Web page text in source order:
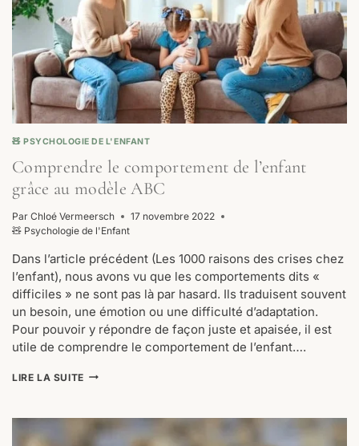
POUR
MIEUX
ANTICIPER
🧸 PSYCHOLOGIE DE L'ENFANT
Comprendre le comportement de l’enfant
grâce au modèle ABC
Par Chloé Vermeersch
17 novembre 2022
🧸 Psychologie de l'Enfant
Dans l’article précédent (Les 1000 raisons des crises chez
l’enfant), nous avons vu que les comportements dits «
difficiles » ne sont pas là par hasard. Ils traduisent souvent
un besoin, une émotion ou une difficulté d’adaptation.
Pour pouvoir y répondre de façon juste et apaisée, il est
utile de comprendre le comportement de l’enfant….
LIRE LA SUITECOMPRENDRE
DE
L’ENFANT